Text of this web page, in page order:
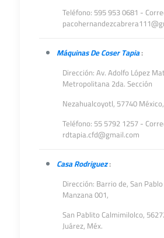
Teléfono: 595 953 0681 -
Máquinas De Coser Tapia:
Dirección: Av. Adolfo López
Metropolitana 2da. Sección
Nezahualcoyotl, 57740
Teléfono: 55 5792 1257 -
rdtapia.cfd@gmail.com
Casa Rodriguez:
Dirección: Barrio de, San
Manzana 001,
San Pablito Calmimilolco,
Juárez, Méx.